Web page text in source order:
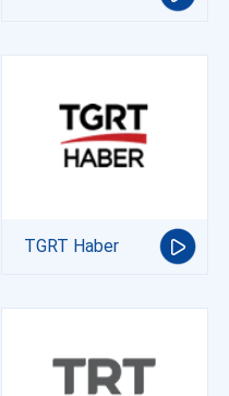
TGRT Haber